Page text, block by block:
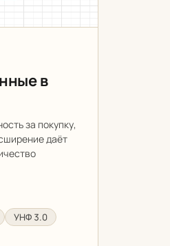
в
за покупку,
даёт
УНФ 3.0